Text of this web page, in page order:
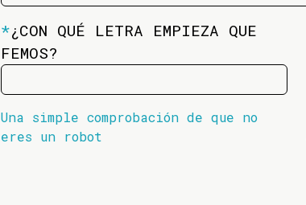
*¿CON QUÉ LETRA EMPIEZA QUE
FEMOS?
Una simple comprobación de que no
eres un robot